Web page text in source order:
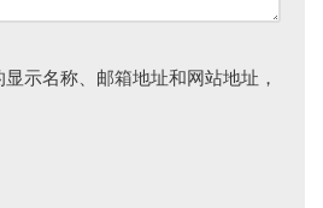
示名称、邮箱地址和网站地址，